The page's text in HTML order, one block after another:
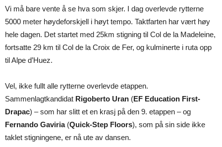
Vi må bare vente å se hva som skjer. I dag overlevde rytterne
5000 meter høydeforskjell i høyt tempo. Taktfarten har vært høy
hele dagen. Det startet med 25km stigning til Col de la Madeleine,
fortsatte 29 km til Col de la Croix de Fer, og kulminerte i ruta opp
til Alpe d’Huez.
Vel, ikke fullt alle rytterne overlevde etappen.
Sammenlagtkandidat Rigoberto Uran (EF Education First-
Drapac) – som har slitt et en krasj på den 9. etappen – og
Fernando Gaviria(Quick-Step Floors), som på sin side ikke
taklet stigningene, er nå ute av dansen.